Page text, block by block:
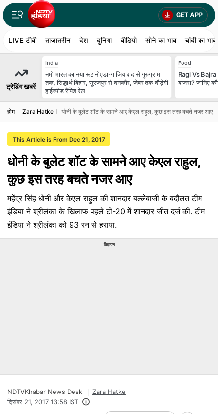
LIVE टीवी ताजातरीन देश दुनिया वीडियो सोने का भाव चांदी का भाव
ट्रेडिंग खबरें
India
नमो भारत का नया रूट नोएडा-गाजियाबाद से गुरुग्राम
तक, सिद्धार्थ विहार, सूरजपुर से दनकौर, जेवर तक दौड़ेगी
हाईस्पीड रैपिड रेल
Food
Ragi Vs Bajra
बाजरा? जानिए
होम Zara Hatke धोनी के बुलेट शॉट के सामने आए केएल राहुल, कुछ इस तरह बचते नजर आए
This Article is From Dec 21, 2017
धोनी के बुलेट शॉट के सामने आए केएल राहुल,
कुछ इस तरह बचते नजर आए
महेंद्र सिंह धोनी और केएल राहुल की शानदार बल्लेबाजी के बदौलत टीम
इंडिया ने श्रीलंका के खिलाफ पहले टी-20 में शानदार जीत दर्ज की. टीम
इंडिया ने श्रीलंका को 93 रन से हराया.
विज्ञापन
NDTVKhabar News Desk
Zara Hatke
दिसंबर 21, 2017 13:58 IST